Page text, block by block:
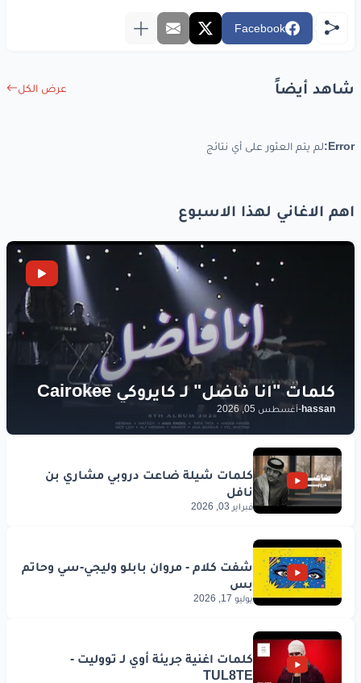
وكداكيف Facebook
شاهد أيضاً عرض الكل
Error: لم يتم العثور على أي نتائج
اهم الاغاني لهذا الاسبوع
hassan
-أغسطس 05, 2026
فبراير 03, 2026
يوليو 17, 2026